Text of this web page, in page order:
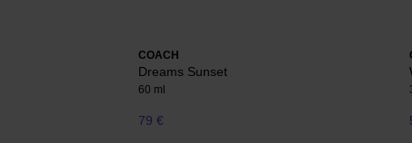
COACH
Dreams Sunset
60 ml
79 €